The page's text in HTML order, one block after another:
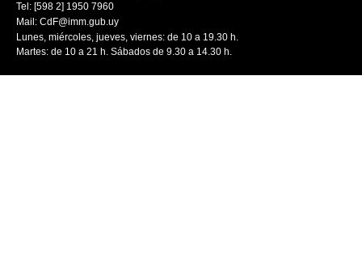
Tel: [598 2] 1950 7960
Mail: CdF@imm.gub.uy
Lunes, miércoles, jueves, viernes: de 10 a 19.30 h.
Martes: de 10 a 21 h. Sábados de 9.30 a 14.30 h.